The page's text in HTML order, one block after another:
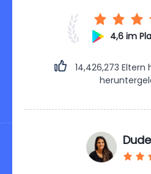
4,6 im
14,426,279 Eltern